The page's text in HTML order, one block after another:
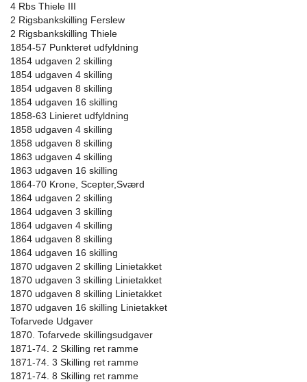
4 Rbs Thiele III
2 Rigsbankskilling Ferslew
2 Rigsbankskilling Thiele
1854-57 Punkteret udfyldning
1854 udgaven 2 skilling
1854 udgaven 4 skilling
1854 udgaven 8 skilling
1854 udgaven 16 skilling
1858-63 Linieret udfyldning
1858 udgaven 4 skilling
1858 udgaven 8 skilling
1863 udgaven 4 skilling
1863 udgaven 16 skilling
1864-70 Krone, Scepter,Sværd
1864 udgaven 2 skilling
1864 udgaven 3 skilling
1864 udgaven 4 skilling
1864 udgaven 8 skilling
1864 udgaven 16 skilling
1870 udgaven 2 skilling Linietakket
1870 udgaven 3 skilling Linietakket
1870 udgaven 8 skilling Linietakket
1870 udgaven 16 skilling Linietakket
Tofarvede Udgaver
1870. Tofarvede skillingsudgaver
1871-74. 2 Skilling ret ramme
1871-74. 3 Skilling ret ramme
1871-74. 8 Skilling ret ramme